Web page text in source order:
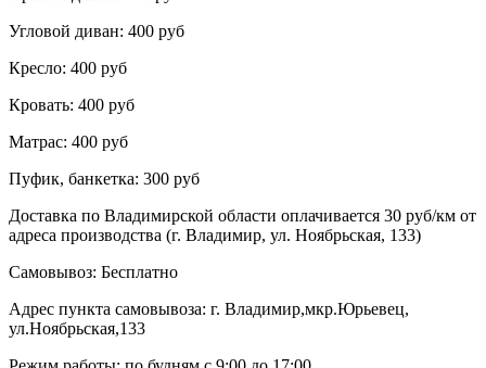
Угловой диван: 400 руб
Кресло: 400 руб
Кровать: 400 руб
Матрас: 400 руб
Пуфик, банкетка: 300 руб
Доставка по Владимирской области оплачивается 30 руб/км от
адреса производства (г. Владимир, ул. Ноябрьская, 133)
Самовывоз: Бесплатно
Адрес пункта самовывоза: г. Владимир,мкр.Юрьевец,
ул.Ноябрьская,133